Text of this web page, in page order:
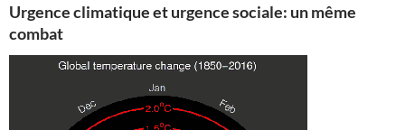
Urgence climatique et urgence sociale: un même
combat